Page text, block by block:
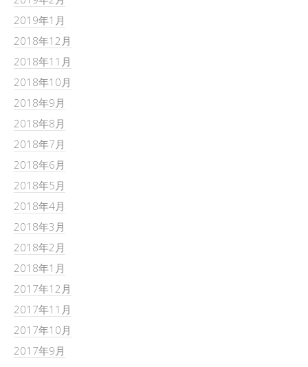
2019年1月
2018年12月
2018年11月
2018年10月
2018年9月
2018年8月
2018年7月
2018年6月
2018年5月
2018年4月
2018年3月
2018年2月
2018年1月
2017年12月
2017年11月
2017年10月
2017年9月